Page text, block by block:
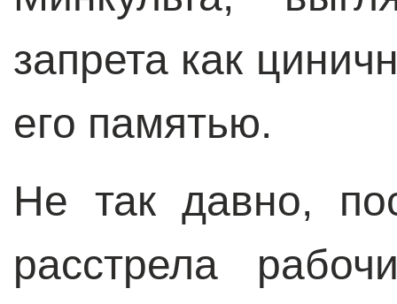
запрета как
его памятью.
Не так давно,
расстрела